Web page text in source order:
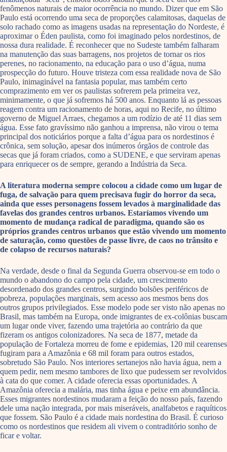
fenômenos naturais de maior ocorrência no mundo. Dizer que em São
Paulo está ocorrendo uma seca de proporções calamitosas, daquelas de
solo rachado como as imagens usadas na representação do Nordeste, é
aproximar o Éden paulista, como foi imaginado pelos nordestinos, de
nossa dura realidade. É reconhecer que no Sudeste também falharam
na manutenção das suas barragens, nos projetos de tornar os rios
perenes, no racionamento, na educação para o uso d’água, numa
prospecção do futuro. Houve tristeza com essa realidade nova de São
Paulo, inimaginável na fantasia popular, mas também certo
comprazimento em ver os paulistas sofrerem pela primeira vez,
minimamente, o que já sofremos há 500 anos. Enquanto lá as pessoas
reagem contra um racionamento de horas, aqui no Recife, no último
governo de Miguel Arraes, chegamos a um rodízio de até 11 dias sem
água. Esse fato gravíssimo não ganhou a imprensa, não virou o tema
principal dos noticiários porque a falta d’água para os nordestinos é
crônica, sem solução, apesar dos inúmeros órgãos de controle das
secas que já foram criados, como a SUDENE, e que serviram apenas
para enriquecer os de sempre, gerando a Indústria da Seca.
A literatura moderna sempre colocou a cidade como um lugar de
fuga, de salvação para quem precisava fugir do horror da seca,
ainda que esses personagens fossem levados à marginalidade das
favelas dos grandes centros urbanos. Estaríamos vivendo um
momento de mudança radical de paradigma, quando são os
próprios grandes centros urbanos que estão vivendo um momento
de saturação, como questões de passe livre, de caos no trânsito e
de colapso de recursos naturais?
Na verdade, desde o final da Segunda Guerra observou-se em todo o
mundo o abandono do campo pela cidade, um crescimento
desordenado dos grandes centros, surgindo bolsões periféricos de
pobreza, populações marginais, sem acesso aos mesmos bens dos
outros grupos privilegiados. Esse modelo pode ser visto não apenas no
Brasil, mas também na Europa, onde imigrantes de ex-colônias buscam
um lugar onde viver, fazendo uma trajetória ao contrário da que
fizeram os antigos colonizadores. Na seca de 1877, metade da
população de Fortaleza morreu de fome e epidemias, 120 mil cearenses
fugiram para a Amazônia e 68 mil foram para outros estados,
sobretudo São Paulo. Nos interiores sertanejos não havia água, nem a
quem pedir, nem mesmo tambores de lixo que pudessem ser revolvidos
à cata do que comer. A cidade oferecia essas oportunidades. A
Amazônia oferecia a malária, mas tinha água e peixe em abundância.
Esses migrantes nordestinos mudaram a feição do nosso país, fazendo
dele uma nação integrada, por mais miseráveis, analfabetos e raquíticos
que fossem. São Paulo é a cidade mais nordestina do Brasil. É curioso
como os nordestinos que residem ali vivem o contraditório sonho de
ficar e voltar.